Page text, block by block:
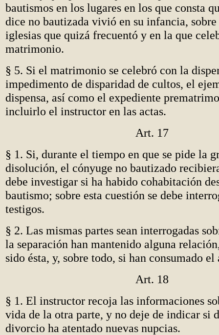
bautismos en los lugares en los que consta
dice no bautizada vivió en su infancia, sobre
iglesias que quizá frecuentó y en la que
matrimonio.
§ 5. Si el matrimonio se celebró con la
impedimento de disparidad de cultos, el
dispensa, así como el expediente
incluirlo el instructor en las actas.
Art. 17
§ 1. Si, durante el tiempo en que se pide la
disolución, el cónyuge no bautizado
debe investigar si ha habido cohabitación
bautismo; sobre esta cuestión se debe
testigos.
§ 2. Las mismas partes sean interrogadas
la separación han mantenido alguna
sido ésta, y, sobre todo, si han consumado
Art. 18
§ 1. El instructor recoja las informaciones
vida de la otra parte, y no deje de indicar si
divorcio ha atentado nuevas nupcias.